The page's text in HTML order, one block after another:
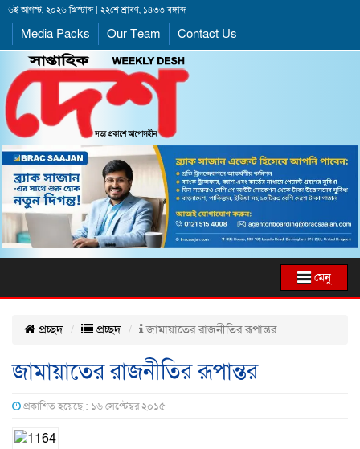
৬ই আগস্ট, ২০২৬ খ্রিস্টাব্দ | ২২শে শ্রাবণ, ১৪৩৩ বঙ্গাব্দ
Media Packs Our Team Contact Us
মেনু
প্রচ্ছদ প্রচ্ছদ জামায়াতের রাজনীতির রূপান্তর
জামায়াতের রাজনীতির রূপান্তর
প্রকাশিত হয়েছে : ১৬ সেপ্টেম্বর ২০১৫